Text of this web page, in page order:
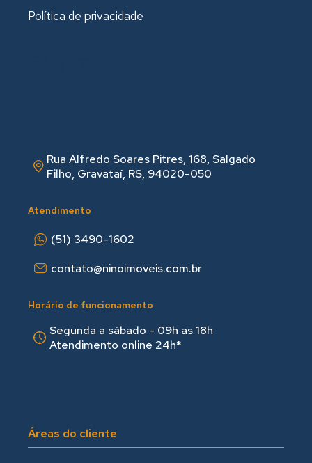
Política de privacidade
Rua Alfredo Soares Pitres, 168, Salgado
Filho, Gravataí, RS, 94020-050
Atendimento
(51) 3490-1602
contato@ninoimoveis.com.br
Horário de funcionamento
Segunda a sábado - 09h as 18hㅤㅤ
Atendimento online 24h*
Áreas do cliente